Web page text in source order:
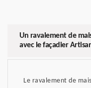
Un ravalement de
avec le façadier
Le ravalement de